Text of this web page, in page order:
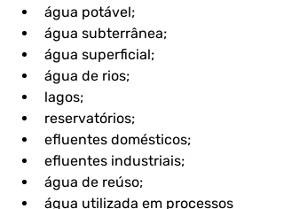
água potável;
água subterrânea;
água superficial;
água de rios;
lagos;
reservatórios;
efluentes domésticos;
efluentes industriais;
água de reúso;
água utilizada em processos